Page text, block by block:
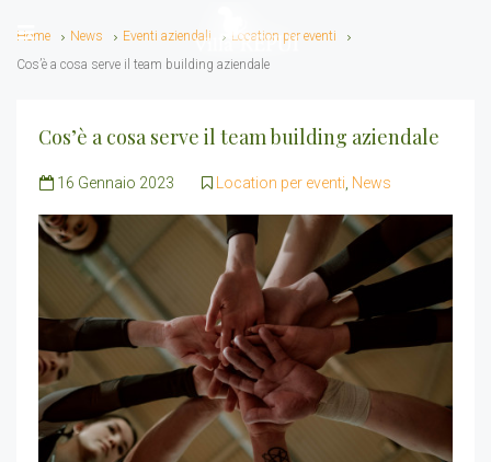
Home News Eventi aziendali
Location per eventi
Cos’è a cosa serve il team building aziendale
Cos’è a cosa serve il team building aziendale
16 Gennaio 2023 Location per eventi News